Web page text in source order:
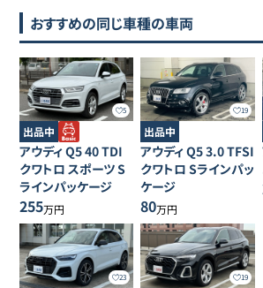
おすすめの同じ車種の車両
5
出品中
アウディQ540 TDI
クワトロ スポーツ S
ラインパッケージ
255万円
19
出品中
アウディQ53.0 TFSI
クワトロ Sラインパッ
ケージ
80万円
23 19